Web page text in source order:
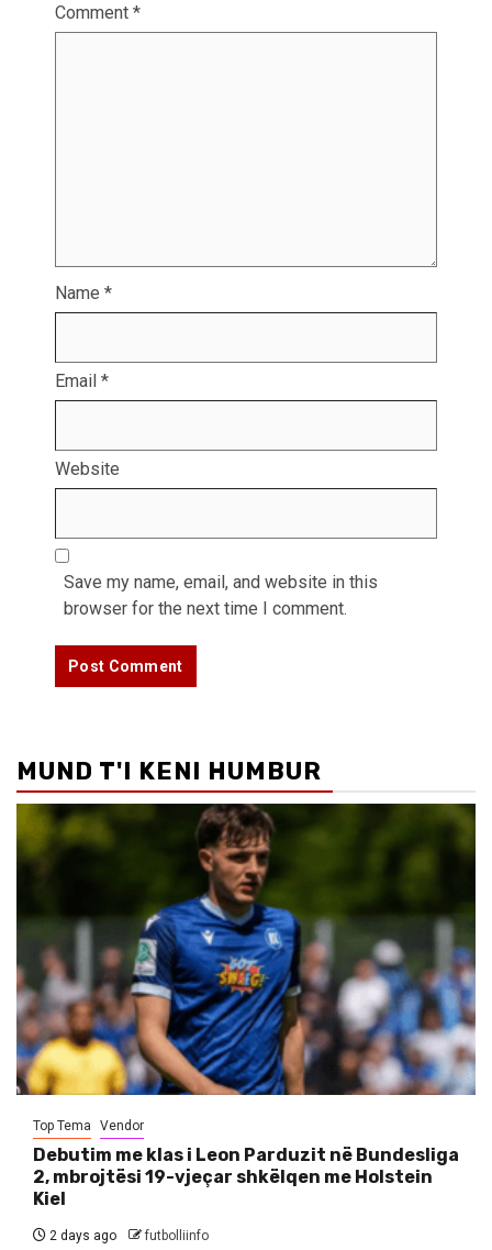
Comment *
Name *
Email *
Website
Save my name, email, and website in this
browser for the next time I comment.
MUND T'I KENI HUMBUR
Top Tema Vendor
Debutim me klas i Leon Parduzit në Bundesliga
2, mbrojtësi 19-vjeçar shkëlqen me Holstein
Kiel
2 days ago futbolliinfo